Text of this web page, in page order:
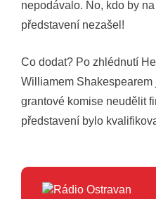
nepodávalo. No, kdo by
představení nezašel!
Co dodat? Po zhlédnutí
Williamem
grantové komise neudělit
představení bylo